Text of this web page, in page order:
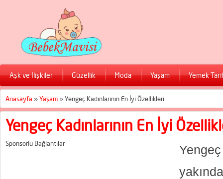
Aşk ve İlişkiler Güzellik Moda Yaşam Yemek
Anasayfa »Yaşam »Yengeç Kadınlarının En İyi Özellikleri
Yengeç Kadınlarının En İyi
Sponsorlu Bağlantılar